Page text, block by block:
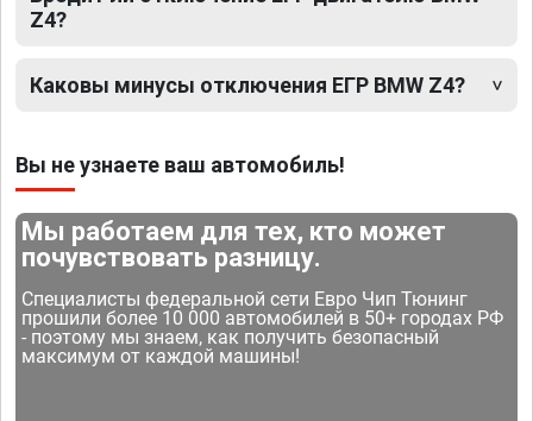
Z4?
Каковы минусы отключения ЕГР BMW Z4?
Вы не узнаете ваш автомобиль!
Мы работаем для тех, кто может
почувствовать разницу.
Специалисты федеральной сети Евро Чип Тюнинг
прошили более 10 000 автомобилей в 50+ городах РФ
- поэтому мы знаем, как получить безопасный
максимум от каждой машины!